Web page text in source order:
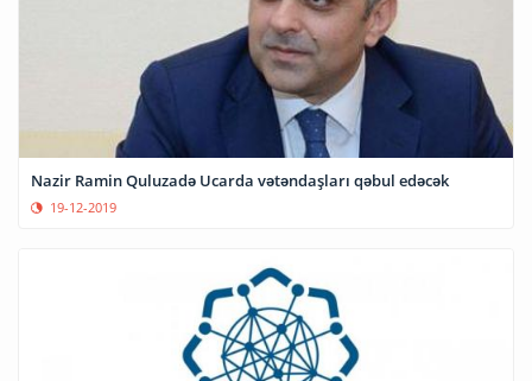
Nazir Ramin Quluzadə Ucarda vətəndaşları qəbul edəcək
19-12-2019